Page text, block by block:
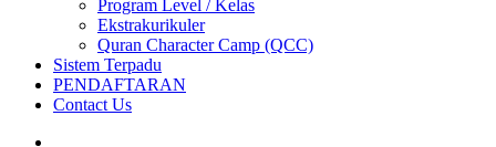
Program Level / Kelas
Ekstrakurikuler
Quran Character Camp (QCC)
Sistem Terpadu
PENDAFTARAN
Contact Us